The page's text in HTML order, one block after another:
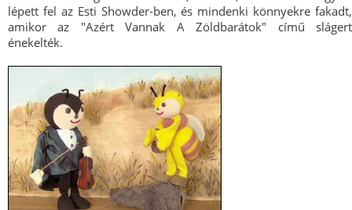
lépett fel az Esti Showder-ben, és mindenki könnyekre fakadt,
amikor az "Azért Vannak A Zöldbarátok" című slágert
énekelték.